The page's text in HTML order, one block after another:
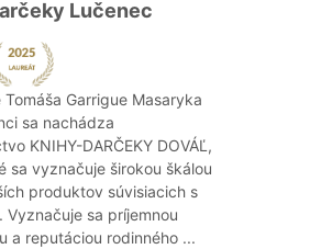
Lučenec
Tomáša Garrigue Masaryka
sa nachádza
KNIHY-DARČEKY DOVÁĽ,
sa vyznačuje širokou škálou
produktov súvisiacich s
Vyznačuje sa príjemnou
a reputáciou rodinného ...